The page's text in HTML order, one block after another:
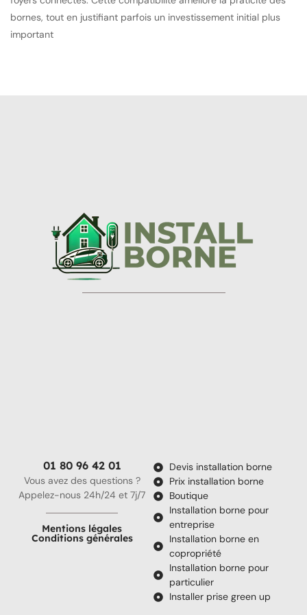
bornes, tout en justifiant parfois un investissement initial plus
important
01 80 96 42 01
Vous avez des questions ?
Appelez-nous 24h/24 et 7j/7
Mentions légales
Conditions générales
Devis installation borne
Prix installation borne
Boutique
Installation borne pour
entreprise
Installation borne en
copropriété
Installation borne pour
particulier
Installer prise green up